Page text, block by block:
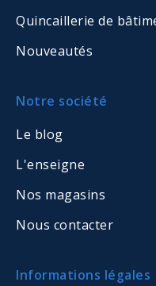
Quincaillerie de
Nouveautés
Notre société
Le blog
L'enseigne
Nos magasins
Nous contacter
Informations légales